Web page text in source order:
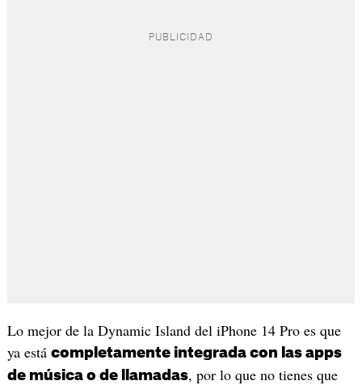
Lo mejor de la Dynamic Island del iPhone 14 Pro es que
ya está completamente integrada con las apps
de música o de llamadas, por lo que no tienes que